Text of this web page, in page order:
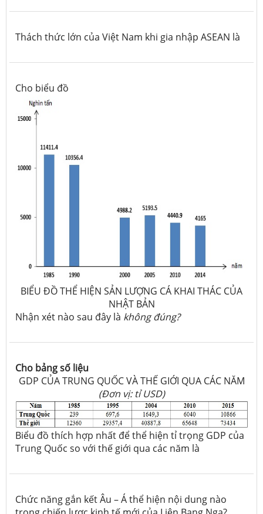
Thách thức lớn của Việt Nam khi gia nhập ASEAN là
Cho biểu đồ
BIỂU ĐỒ THỂ HIỆN SẢN LƯỢNG CÁ KHAI THÁC CỦA
NHẬT BẢN
Nhận xét nào sau đây là không đúng?
Cho bảng số liệu
GDP CỦA TRUNG QUỐC VÀ THẾ GIỚI QUA CÁC NĂM
(Đơn vị: tỉ USD)
Biểu đồ thích hợp nhất để thể hiện tỉ trọng GDP của
Trung Quốc so với thế giới qua các năm là
Chức năng gắn kết Âu – Á thể hiện nội dung nào